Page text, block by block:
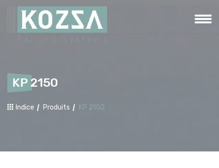
KP 2150
Indice Produits KP 2150